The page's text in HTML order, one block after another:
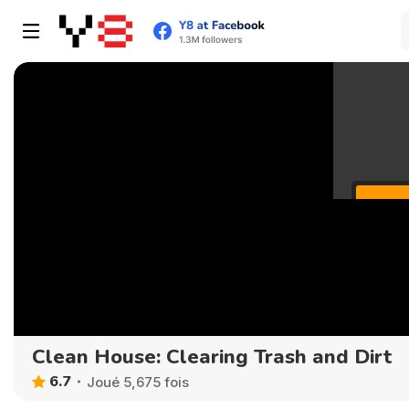
Clean House: Clearing Trash and Dirt
6.7 Joué 5,675 fois